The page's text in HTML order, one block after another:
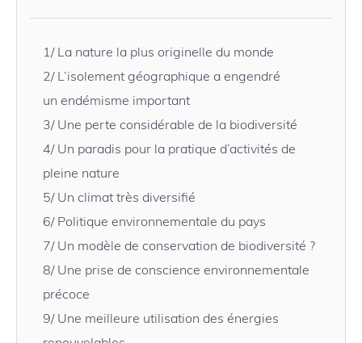
1/ La nature la plus originelle du monde
2/ L’isolement géographique a engendré
un endémisme important
3/ Une perte considérable de la biodiversité
4/ Un paradis pour la pratique d’activités de
pleine nature
5/ Un climat très diversifié
6/ Politique environnementale du pays
7/ Un modèle de conservation de biodiversité ?
8/ Une prise de conscience environnementale
précoce
9/ Une meilleure utilisation des énergies